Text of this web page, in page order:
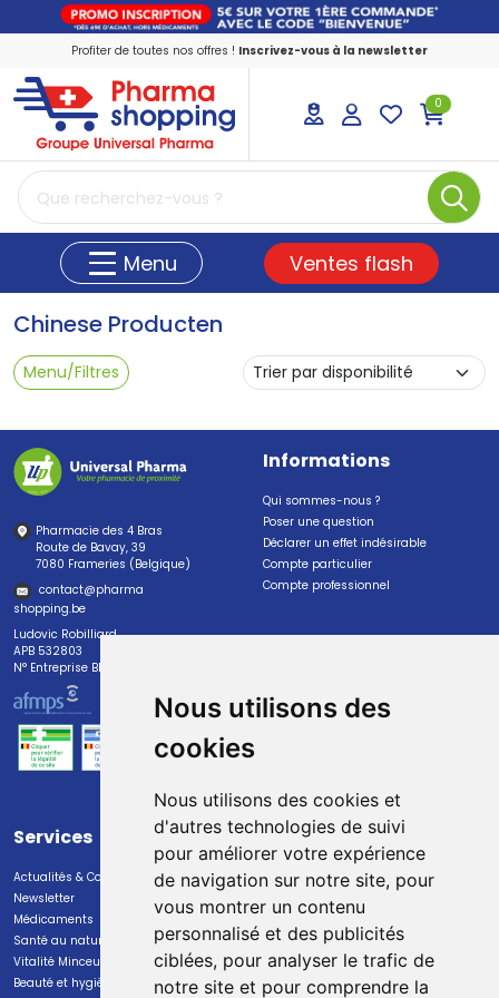
Nous utilisons des
cookies
Nous utilisons des cookies et
d'autres technologies de suivi
pour améliorer votre expérience
de navigation sur notre site, pour
vous montrer un contenu
personnalisé et des publicités
ciblées, pour analyser le trafic de
notre site et pour comprendre la
Profiter de toutes nos offres ! Inscrivez-vous à la newsletter
PharmaShopping Votre pharmacie en
0
Menu Ventes flash
Chinese Producten
Menu/Filtres
Pharmacie des 4 Bras
Route de Bavay, 39
7080 Frameries (Belgique)
contact@pharma
shopping.be
Ludovic Robilliard
APB 532803
N° Entreprise BE0447.382.113
Informations
Qui sommes-nous ?
Poser une question
Déclarer un effet indésirable
Compte particulier
Compte professionnel
Services
Actualités & Conseils
Newsletter
Médicaments
Santé au naturel
Vitalité Minceur Nutrition
Beauté et hygiène
Paiement
Paiement sécurisé